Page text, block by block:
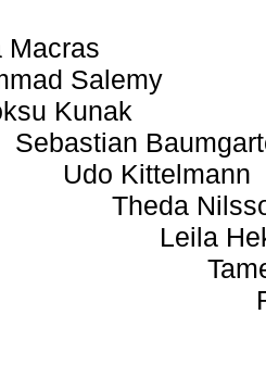
Macras
Salemy
Kunak
Sebastian
Udo Kittelmann
Theda
Leila